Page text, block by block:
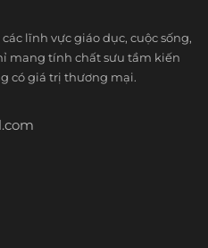
lĩnh vực giáo dục, cuộc sống,
mang tính chất sưu tầm kiến
có giá trị thương mại.